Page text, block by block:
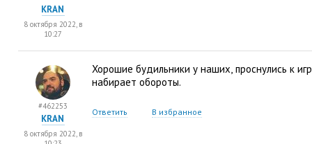
KRAN
8 октября 2022, в
10:27
Хорошие будильники у наших, проснулись к
набирает обороты.
Ответить В избранное
#462253
KRAN
8 октября 2022, в